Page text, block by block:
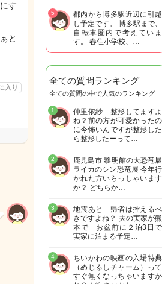
す
と
入り
都内から博多駅近辺に引越
し予定です。 博多駅まで、
自転車圏内で考えていま
す。 春住小学校、…
5
全ての質問ランキング
全ての質問の中で人気のランキング
仲里依紗 整形してますよ
ね？前の方が可愛かったの
に今怖いんですが整形した
ら整形したーって…
1
鹿児島市 黎明館の大恐竜展
ライカのシン恐竜展 今年行
かれた方いらっしゃいます
か？ どちらか…
2
地震あと 帰省は控えるべ
きですよね？ 夫の実家が熊
本で お盆前に２泊3日で
実家に泊まる予定…
3
ちいかわの映画の入場特典
（めじるしチャーム）って
すぐ無くなっちゃいますか
4